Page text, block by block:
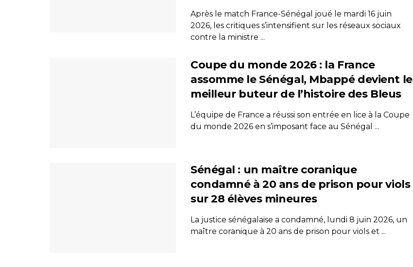
Après le match France-Sénégal joué le mardi 16 juin
2026, les critiques s’intensifient sur les réseaux sociaux
contre la ministre ...
Coupe du monde 2026 : la France
assomme le Sénégal, Mbappé devient le
meilleur buteur de l’histoire des Bleus
L’équipe de France a réussi son entrée en lice à la Coupe
du monde 2026 en s’imposant face au Sénégal ...
Sénégal : un maître coranique
condamné à 20 ans de prison pour viols
sur 28 élèves mineures
La justice sénégalaise a condamné, lundi 8 juin 2026, un
maître coranique à 20 ans de prison pour viols et ...